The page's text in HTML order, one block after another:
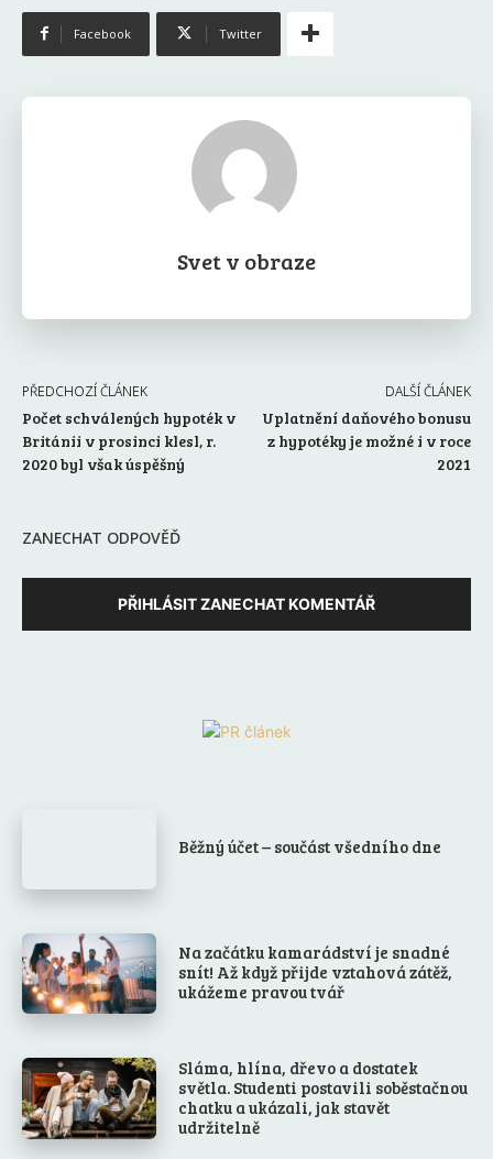
Facebook Twitter
Svet v obraze
PŘEDCHOZÍ ČLÁNEK
Počet schválených hypoték v
Británii v prosinci klesl, r.
2020 byl však úspěšný
DALŠÍ ČLÁNEK
Uplatnění daňového bonusu
z hypotéky je možné i v roce
2021
ZANECHAT ODPOVĚĎ
PŘIHLÁSIT ZANECHAT KOMENTÁŘ
Běžný účet – součást všedního dne
Na začátku kamarádství je snadné
snít! Až když přijde vztahová zátěž,
ukážeme pravou tvář
Sláma, hlína, dřevo a dostatek
světla. Studenti postavili soběstačnou
chatku a ukázali, jak stavět
udržitelně